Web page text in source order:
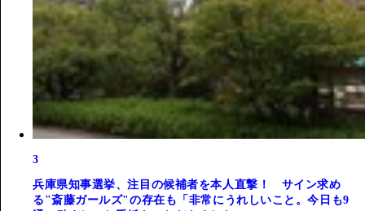
3
兵庫県知事選挙、注目の候補者を本人直撃！ サイン求め
る"斎藤ガールズ"の存在も「非常にうれしいこと。今日も9